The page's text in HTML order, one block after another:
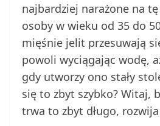
najbardziej narażone na
osoby w wieku od 35 do
mięśnie jelit przesuwają
powoli wyciągając wodę,
gdy utworzy ono stały
się to zbyt szybko? Witaj,
trwa to zbyt długo,